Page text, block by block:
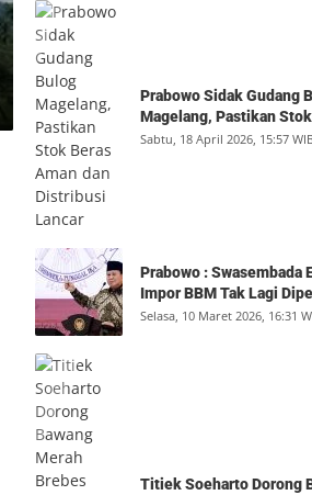
Prabowo Sidak Gudang
Magelang, Pastikan
Aman dan Distribusi
Sabtu, 18 April 2026, 15:57
Prabowo : Swasembada
Impor BBM Tak Lagi
Selasa, 10 Maret 2026, 16:31
Titiek Soeharto Dorong